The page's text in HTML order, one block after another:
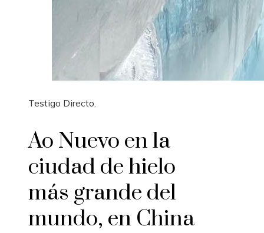
Testigo Directo.
Ao Nuevo en la
ciudad de hielo
más grande del
mundo, en China